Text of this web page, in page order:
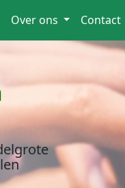
Over ons Contact